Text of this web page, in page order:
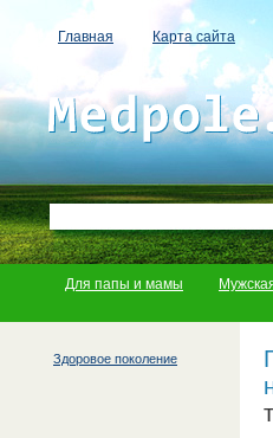
Главная Карта сайта
Для папы и мамы
Здоровое поколение